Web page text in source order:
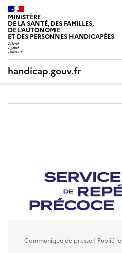
Panneau de gestion des cookies
MINISTÈRE
DE LA SANTÉ, DES FAMILLES,
DE L'AUTONOMIE
ET DES PERSONNES HANDICAPÉES
handicap.gouv.fr
Communiqué de presse | Publié le